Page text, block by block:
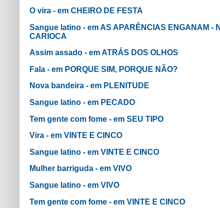
O vira - em CHEIRO DE FESTA
Sangue latino - em AS APARÊNCIAS ENGANAM -
CARIOCA
Assim assado - em ATRÁS DOS OLHOS
Fala - em PORQUE SIM, PORQUE NÃO?
Nova bandeira - em PLENITUDE
Sangue latino - em PECADO
Tem gente com fome - em SEU TIPO
Vira - em VINTE E CINCO
Sangue latino - em VINTE E CINCO
Mulher barriguda - em VIVO
Sangue latino - em VIVO
Tem gente com fome - em VINTE E CINCO